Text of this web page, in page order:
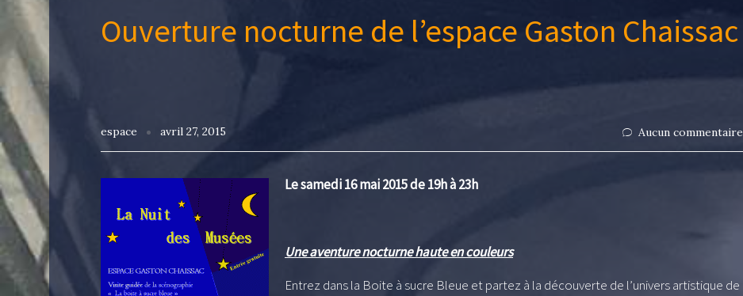
Ouverture nocturne de l’espace Gaston Chaissac
espace avril 27, 2015 Aucun commentaire
Le samedi 16 mai 2015 de 19h à 23h
Une aventure nocturne haute en couleurs
Entrez dans la Boite à sucre Bleue et partez à la découverte de l’univers artistique de